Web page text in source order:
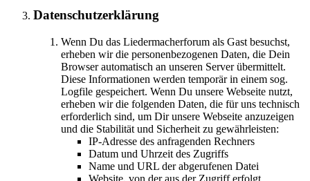
Datenschutzerklärung
Wenn Du das Liedermacherforum als Gast besuchst,
erheben wir die personenbezogenen Daten, die Dein
Browser automatisch an unseren Server übermittelt.
Diese Informationen werden temporär in einem sog.
Logfile gespeichert. Wenn Du unsere Webseite nutzt,
erheben wir die folgenden Daten, die für uns technisch
erforderlich sind, um Dir unsere Webseite anzuzeigen
und die Stabilität und Sicherheit zu gewährleisten:
IP-Adresse des anfragenden Rechners
Datum und Uhrzeit des Zugriffs
Name und URL der abgerufenen Datei
Website, von der aus der Zugriff erfolgt